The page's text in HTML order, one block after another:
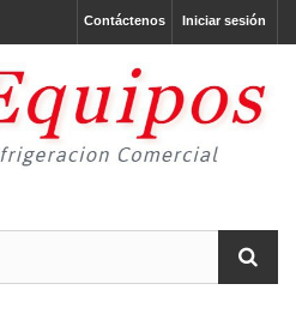
Iniciar sesión
Contáctenos